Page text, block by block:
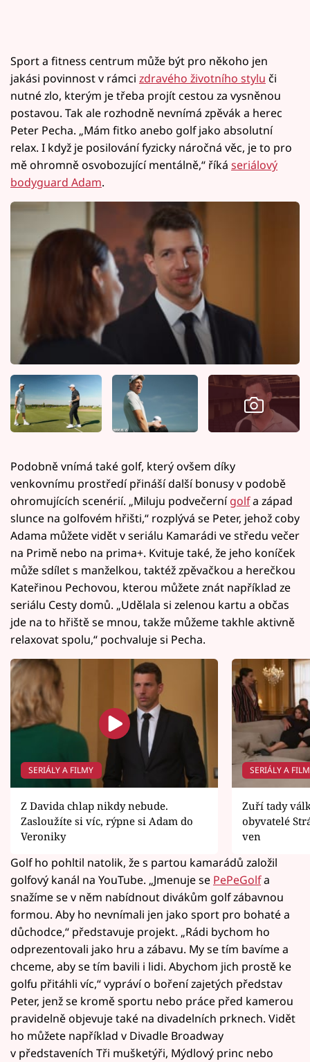
Sport a fitness centrum může být pro někoho jen
jakási povinnost v rámci zdravého životního stylu či
nutné zlo, kterým je třeba projít cestou za vysněnou
postavou. Tak ale rozhodně nevnímá zpěvák a herec
Peter Pecha. „Mám fitko anebo golf jako absolutní
relax. I když je posilování fyzicky náročná věc, je to pro
mě ohromně osvobozující mentálně,“ říká seriálový
bodyguard Adam.
Podobně vnímá také golf, který ovšem díky
venkovnímu prostředí přináší další bonusy v podobě
ohromujících scenérií. „Miluju podvečernígolfa západ
slunce na golfovém hřišti,“ rozplývá se Peter, jehož coby
Adama můžete vidět v seriálu Kamarádi ve středu večer
na Primě nebo na prima+. Kvituje také, že jeho koníček
může sdílet s manželkou, taktéž zpěvačkou a herečkou
Kateřinou Pechovou, kterou můžete znát například ze
seriálu Cesty domů. „Udělala si zelenou kartu a občas
jde na to hřiště se mnou, takže můžeme takhle aktivně
relaxovat spolu,“ pochvaluje si Pecha.
SERIÁLY A FILMY
Z Davida chlap nikdy nebude.
Zasloužíte si víc, rýpne si Adam do
Veroniky
SERIÁLY A
Zuří tady
obyvatelé
ven
Golf ho pohltil natolik, že s partou kamarádů založil
golfový kanál na YouTube. „Jmenuje se PePeGolfa
snažíme se v něm nabídnout divákům golf zábavnou
formou. Aby ho nevnímali jen jako sport pro bohaté a
důchodce,“ představuje projekt. „Rádi bychom ho
odprezentovali jako hru a zábavu. My se tím bavíme a
chceme, aby se tím bavili i lidi. Abychom jich prostě ke
golfu přitáhli víc,“ vypráví o boření zajetých představ
Peter, jenž se kromě sportu nebo práce před kamerou
pravidelně objevuje také na divadelních prknech. Vidět
ho můžete například v Divadle Broadway
v představeních Tři mušketýři, Mýdlový princ nebo